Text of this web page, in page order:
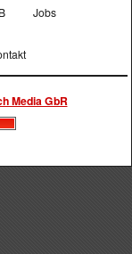
Jobs
Media GbR